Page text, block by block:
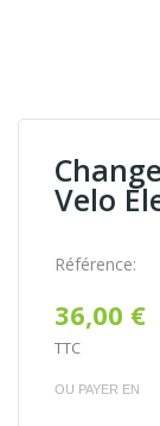
Velo
Référence:
36,00 €
TTC
OU PAYER EN